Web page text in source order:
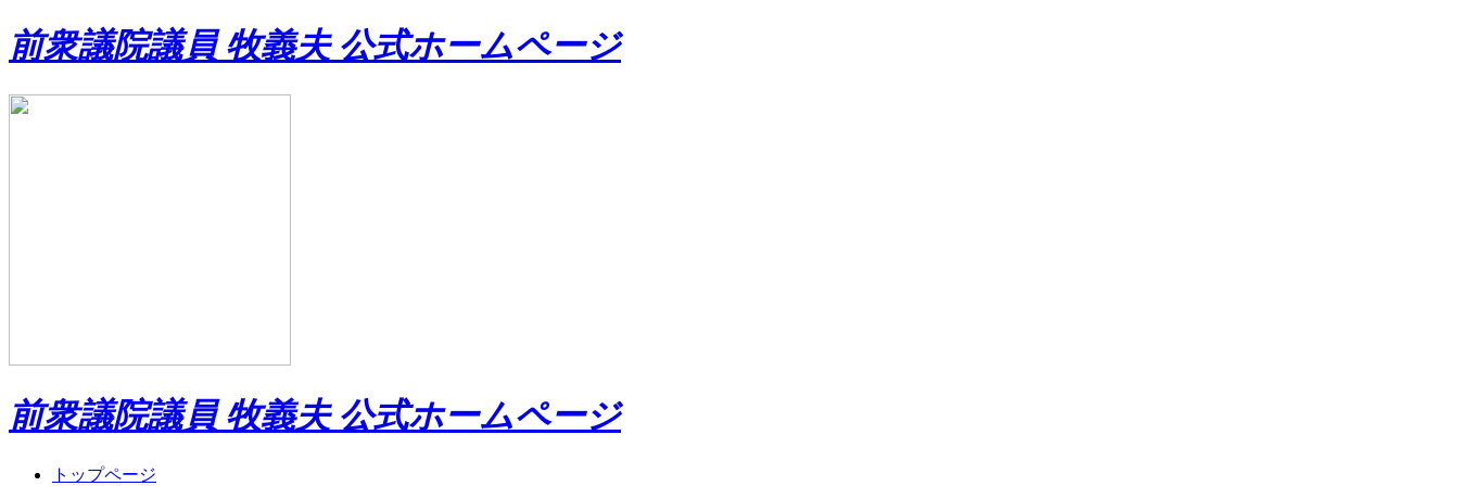
前衆議院議員 牧義夫 公式ホームページ
前衆議院議員 牧義夫 公式ホームページ
トップページ